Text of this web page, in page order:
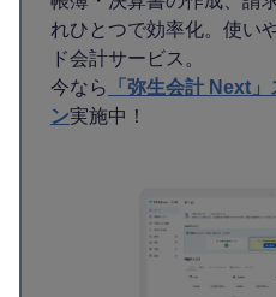
れひとつで効率化。使い
ド会計サービス。
今なら
「弥生会計 Next
ン実施中！